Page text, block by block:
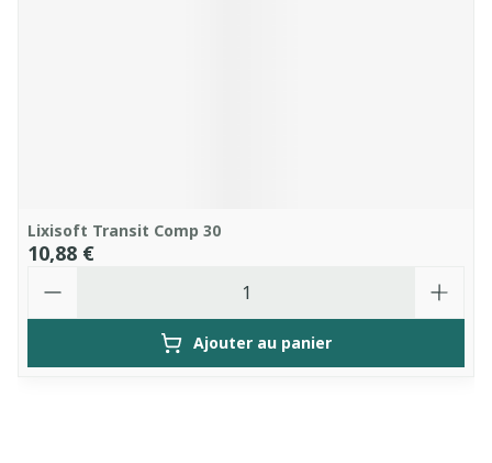
Lixisoft Transit Comp 30
10,88 €
Ajouter au panier